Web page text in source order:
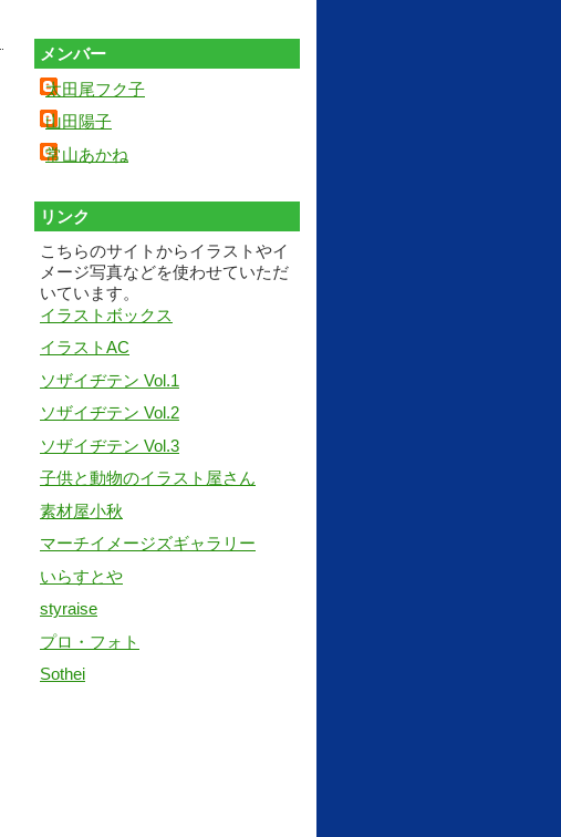
メンバー
太田尾フク子
山田陽子
常山あかね
リンク
こちらのサイトからイラストやイ
メージ写真などを使わせていただ
いています。
イラストボックス
イラストAC
ソザイヂテン Vol.1
ソザイヂテン Vol.2
ソザイヂテン Vol.3
子供と動物のイラスト屋さん
素材屋小秋
マーチイメージズギャラリー
いらすとや
styraise
プロ・フォト
Sothei